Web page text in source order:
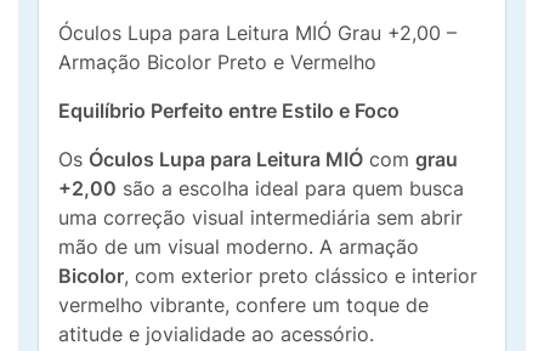
Óculos Lupa para Leitura MIÓ Grau +2,00 –
Armação Bicolor Preto e Vermelho
Equilíbrio Perfeito entre Estilo e Foco
Os Óculos Lupa para Leitura MIÓ com grau
+2,00 são a escolha ideal para quem busca
uma correção visual intermediária sem abrir
mão de um visual moderno. A armação
Bicolor, com exterior preto clássico e interior
vermelho vibrante, confere um toque de
atitude e jovialidade ao acessório.